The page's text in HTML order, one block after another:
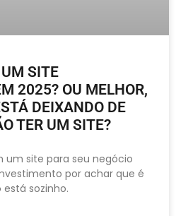
SITE
2025? OU MELHOR,
DEIXANDO DE
TER UM SITE?
um site para seu negócio
por achar que é
sozinho.